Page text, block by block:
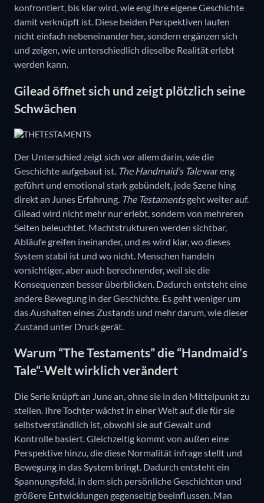
konfrontiert, bis klar wird, wie eng ihre eigene Geschichte
damit verknüpft ist. Diese beiden Perspektiven laufen
nicht einfach nebeneinander her, sondern ergänzen sich
und zeigen, wie unterschiedlich dieselbe Realität erlebt
werden kann.
Gilead öffnet sich und zeigt plötzlich seine
Schwächen
Der Unterschied zeigt sich vor allem darin, wie die
Geschichte aufgebaut ist. The Handmaid’s Talewar eng
geführt und emotional stark gebündelt, jede Szene hing
direkt an Junes Erfahrung. The Testamentsgeht weiter auf.
Gilead wird nicht mehr nur erlebt, sondern von mehreren
Seiten beleuchtet. Machtstrukturen werden sichtbar,
Abläufe greifen ineinander, und es wird klar, wo dieses
System stabil ist und wo nicht. Menschen handeln
vorsichtiger, aber auch berechnender, weil sie die
Konsequenzen besser überblicken. Dadurch entsteht eine
andere Bewegung in der Geschichte. Es geht weniger um
das Aushalten eines Zustands und mehr darum, wie dieser
Zustand unter Druck gerät.
Warum “The Testaments” die “Handmaid’s
Tale“-Welt wirklich verändert
Die Serie knüpft an June an, ohne sie in den Mittelpunkt zu
stellen. Ihre Tochter wächst in einer Welt auf, die für sie
selbstverständlich ist, obwohl sie auf Gewalt und
Kontrolle basiert. Gleichzeitig kommt von außen eine
Perspektive hinzu, die diese Normalität infrage stellt und
Bewegung in das System bringt. Dadurch entsteht ein
Spannungsfeld, in dem sich persönliche Geschichten und
größere Entwicklungen gegenseitig beeinflussen. Man